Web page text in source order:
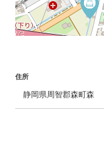
住所
静岡県周智郡森町森